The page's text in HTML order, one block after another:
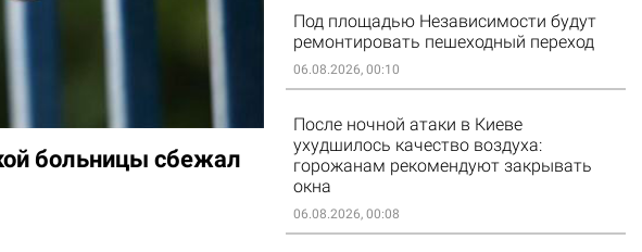
больницы сбежал
Под площадью Независимости будут
ремонтировать пешеходный переход
06.08.2026, 00:10
После ночной атаки в Киеве
ухудшилось качество воздуха:
горожанам рекомендуют закрывать
окна
06.08.2026, 00:08